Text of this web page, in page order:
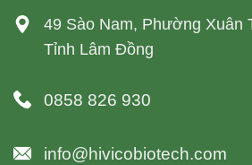
49 Sào Nam, Phường Xuân
Tỉnh Lâm Đồng
0858 826 930
info@hivicobiotech.com